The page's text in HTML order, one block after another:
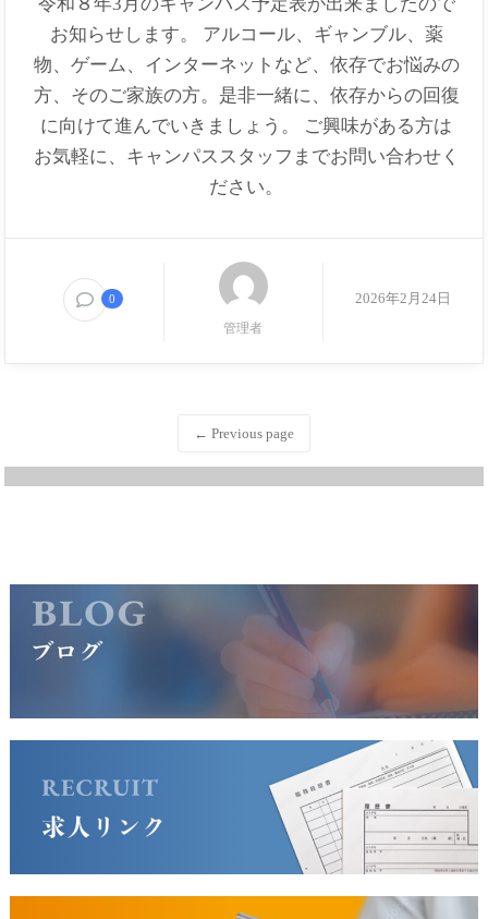
お知らせします。 アルコール、ギャンブル、薬
物、ゲーム、インターネットなど、依存でお悩みの
方、そのご家族の方。是非一緒に、依存からの回復
に向けて進んでいきましょう。 ご興味がある方は
お気軽に、キャンパススタッフまでお問い合わせく
ださい。
0
管理者
2026年2月24日
← Previous page